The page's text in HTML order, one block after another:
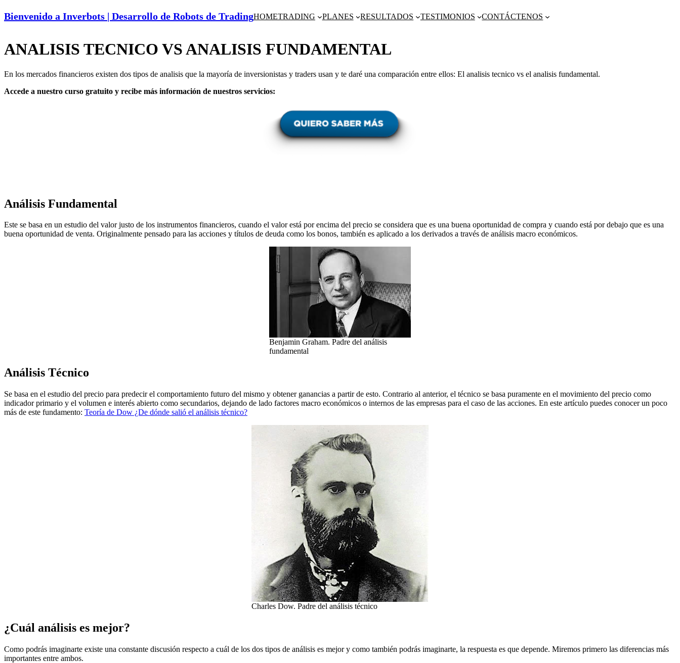
Bienvenido a Inverbots | Desarrollo de Robots de TradingHOMETRADING PLANES RESULTADOS TESTIMONIOS CONTÁCTENOS
ANALISIS TECNICO VS ANALISIS FUNDAMENTAL
En los mercados financieros existen dos tipos de analisis que la mayoría de inversionistas y traders usan y te daré una comparación entre ellos: El analisis tecnico vs el analisis fundamental.
Accede a nuestro curso gratuito y recibe más información de nuestros servicios:
Análisis Fundamental
Este se basa en un estudio del valor justo de los instrumentos financieros, cuando el valor está por encima del precio se considera que es una buena oportunidad de compra y cuando está por debajo que es una
buena oportunidad de venta. Originalmente pensado para las acciones y títulos de deuda como los bonos, también es aplicado a los derivados a través de análisis macro económicos.
Benjamin Graham. Padre del análisis
fundamental
Análisis Técnico
Se basa en el estudio del precio para predecir el comportamiento futuro del mismo y obtener ganancias a partir de esto. Contrario al anterior, el técnico se basa puramente en el movimiento del precio como
indicador primario y el volumen e interés abierto como secundarios, dejando de lado factores macro económicos o internos de las empresas para el caso de las acciones. En este artículo puedes conocer un poco
más de este fundamento: Teoría de Dow ¿De dónde salió el análisis técnico?
Charles Dow. Padre del análisis técnico
¿Cuál análisis es mejor?
Como podrás imaginarte existe una constante discusión respecto a cuál de los dos tipos de análisis es mejor y como también podrás imaginarte, la respuesta es que depende. Miremos primero las diferencias más
importantes entre ambos.